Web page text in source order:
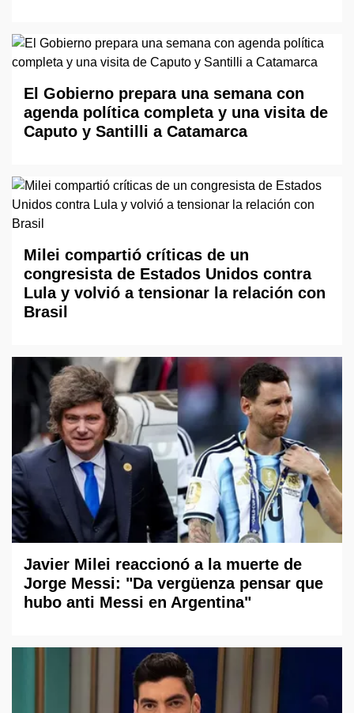
El Gobierno prepara una semana con
agenda política completa y una visita de
Caputo y Santilli a Catamarca
Milei compartió críticas de un
congresista de Estados Unidos contra
Lula y volvió a tensionar la relación con
Brasil
Javier Milei reaccionó a la muerte de
Jorge Messi: "Da vergüenza pensar que
hubo anti Messi en Argentina"